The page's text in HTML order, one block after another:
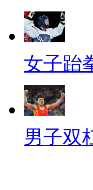
女子跆
男子双